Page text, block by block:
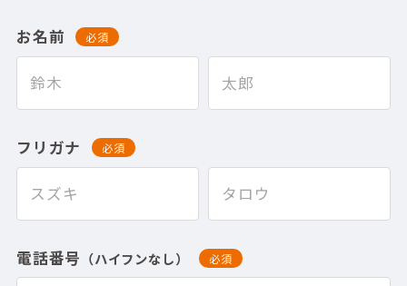
お名前 必須
フリガナ 必須
電話番号 （ハイフンなし） 必須